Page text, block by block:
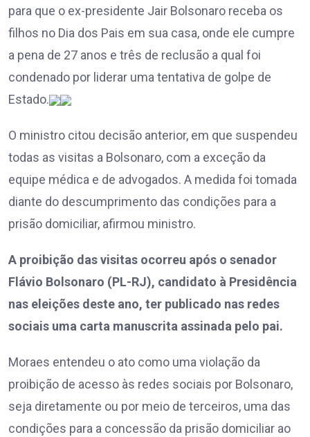
para que o ex-presidente Jair Bolsonaro receba os
filhos no Dia dos Pais em sua casa, onde ele cumpre
a pena de 27 anos e três de reclusão a qual foi
condenado por liderar uma tentativa de golpe de
Estado.
O ministro citou decisão anterior, em que suspendeu
todas as visitas a Bolsonaro, com a exceção da
equipe médica e de advogados. A medida foi tomada
diante do descumprimento das condições para a
prisão domiciliar, afirmou ministro.
A proibição das visitas ocorreu após o senador
Flávio Bolsonaro (PL-RJ), candidato à Presidência
nas eleições deste ano, ter publicado nas redes
sociais uma carta manuscrita assinada pelo pai.
Moraes entendeu o ato como uma violação da
proibição de acesso às redes sociais por Bolsonaro,
seja diretamente ou por meio de terceiros, uma das
condições para a concessão da prisão domiciliar ao